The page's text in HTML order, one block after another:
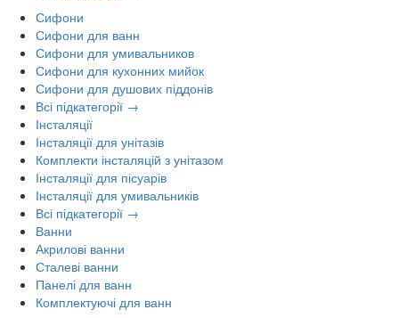
Сифони
Сифони для ванн
Сифони для умивальников
Сифони для кухонних мийок
Сифони для душових піддонів
Всі підкатегорії →
Інсталяції
Інсталяції для унітазів
Комплекти інсталяцій з унітазом
Інсталяції для пісуарів
Інсталяції для умивальників
Всі підкатегорії →
Ванни
Акрилові ванни
Сталеві ванни
Панелі для ванн
Комплектуючі для ванн